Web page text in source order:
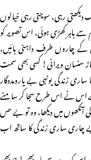
دیکھتی رہی، سوچتی رہی خیالوں
باہر کھڑی ہوئی، اس تصویر کو
چاروں طرف داہنی بائیں،
سنسان ویرانی! کسی بھی سمت
ساری زندگی یونہی بے یارومددگار
جسے اس نے اس طرح سجا کر سامنے
آنکھوں میں دیکھا، وہ تو بے حس
چاری ساری زندگی کا ساتھ اب